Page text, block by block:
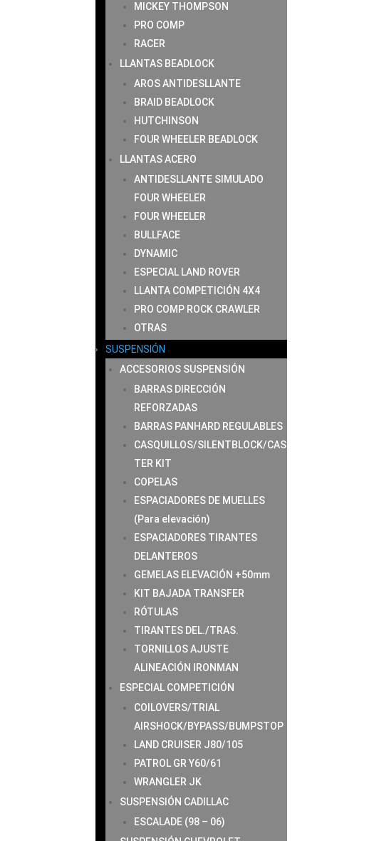
MICKEY THOMPSON
PRO COMP
RACER
LLANTAS BEADLOCK
AROS ANTIDESLLANTE
BRAID BEADLOCK
HUTCHINSON
FOUR WHEELER BEADLOCK
LLANTAS ACERO
ANTIDESLLANTE SIMULADO
FOUR WHEELER
FOUR WHEELER
BULLFACE
DYNAMIC
ESPECIAL LAND ROVER
LLANTA COMPETICIÓN 4X4
PRO COMP ROCK CRAWLER
OTRAS
SUSPENSIÓN
ACCESORIOS SUSPENSIÓN
BARRAS DIRECCIÓN
REFORZADAS
BARRAS PANHARD REGULABLES
CASQUILLOS/SILENTBLOCK/CAS
TER KIT
COPELAS
ESPACIADORES DE MUELLES
(Para elevación)
ESPACIADORES TIRANTES
DELANTEROS
GEMELAS ELEVACIÓN +50mm
KIT BAJADA TRANSFER
RÓTULAS
TIRANTES DEL./TRAS.
TORNILLOS AJUSTE
ALINEACIÓN IRONMAN
ESPECIAL COMPETICIÓN
COILOVERS/TRIAL
AIRSHOCK/BYPASS/BUMPSTOP
LAND CRUISER J80/105
PATROL GR Y60/61
WRANGLER JK
SUSPENSIÓN CADILLAC
ESCALADE (98 – 06)